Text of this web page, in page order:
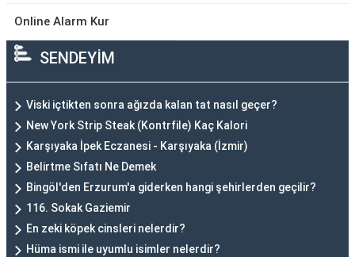
Online Alarm Kur
SENDEYİM
Viski içtikten sonra ağızda kalan tat nasıl geçer?
New York Strip Steak (Kontrfile) Kaç Kalori
Karşıyaka İpek Eczanesi - Karşıyaka (İzmir)
Belirtme Sıfatı Ne Demek
Bingöl'den Erzurum'a giderken hangi şehirlerden geçilir?
116. Sokak Gaziemir
En zeki köpek cinsleri nelerdir?
Hüma ismi ile uyumlu isimler nelerdir?